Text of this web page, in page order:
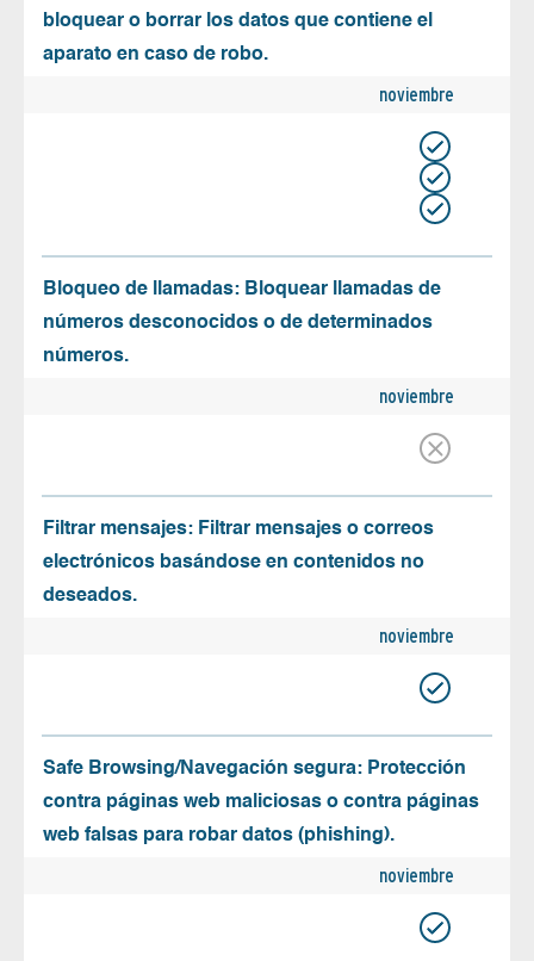
bloquear o borrar los datos que contiene el
aparato en caso de robo.
noviembre
Bloqueo de llamadas: Bloquear llamadas de
números desconocidos o de determinados
números.
noviembre
Filtrar mensajes: Filtrar mensajes o correos
electrónicos basándose en contenidos no
deseados.
noviembre
Safe Browsing/Navegación segura: Protección
contra páginas web maliciosas o contra páginas
web falsas para robar datos (phishing).
noviembre